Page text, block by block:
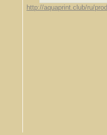
н
http://aquaprint.club/ru/